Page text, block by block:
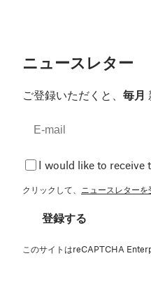
ニュースレター
ご登録いただくと、 毎月
I would like to receive
クリックして、 ニュースレターを
登録する
このサイトはreCAPTCHA